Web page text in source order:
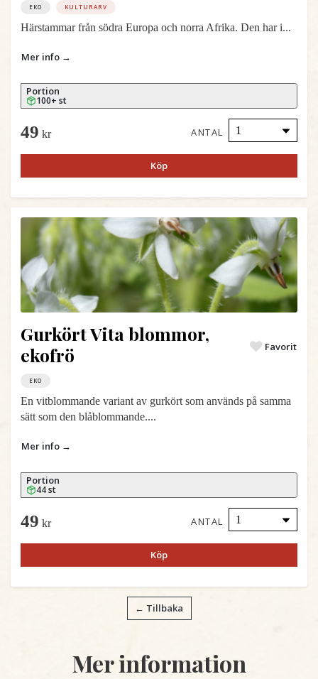
EKO KULTURARV
Härstammar från södra Europa och norra Afrika. Den har i...
Mer info →
Portion
100+ st
49 kr ANTAL
Köp
Gurkört Vita blommor,
ekofrö
Favorit
EKO
En vitblommande variant av gurkört som används på samma
sätt som den blåblommande....
Mer info →
Portion
44 st
49 kr ANTAL
Köp
← Tillbaka
Mer information